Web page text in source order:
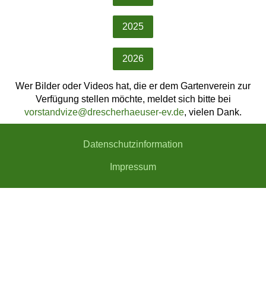
2025
2026
Wer Bilder oder Videos hat, die er dem Gartenverein zur
Verfügung stellen möchte, meldet sich bitte bei
vorstandvize@drescherhaeuser-ev.de, vielen Dank.
Datenschutzinformation
Impressum